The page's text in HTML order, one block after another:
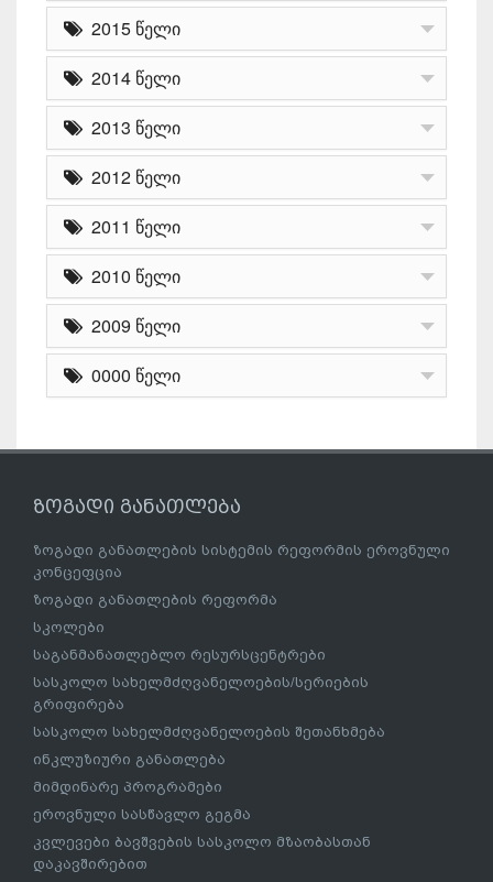
2015 წელი
2014 წელი
2013 წელი
2012 წელი
2011 წელი
2010 წელი
2009 წელი
0000 წელი
ზოგადი განათლება
ზოგადი განათლების სისტემის რეფორმის ეროვნული
კონცეფცია
ზოგადი განათლების რეფორმა
სკოლები
საგანმანათლებლო რესურსცენტრები
სასკოლო სახელმძღვანელოების/სერიების
გრიფირება
სასკოლო სახელმძღვანელოების შეთანხმება
ინკლუზიური განათლება
მიმდინარე პროგრამები
ეროვნული სასწავლო გეგმა
კვლევები ბავშვების სასკოლო მზაობასთან
დაკავშირებით